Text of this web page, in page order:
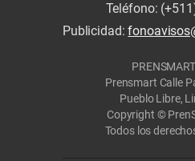
Teléfono:
Publicidad:
Prensmart Calle
Pueblo Libre,
Copyright ©
Todos los